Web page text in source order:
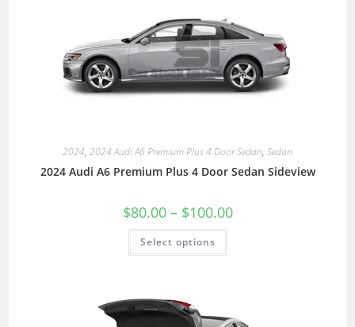
2024, 2024 Audi A6 Premium Plus 4 Door Sedan, Sedan
2024 Audi A6 Premium Plus 4 Door Sedan Sideview
$80.00 – $100.00
Select options